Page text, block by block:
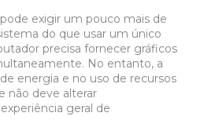
exigir um pouco mais de
do que usar um único
precisa fornecer gráficos
No entanto, a
energia e no uso de recursos
não deve alterar
geral de